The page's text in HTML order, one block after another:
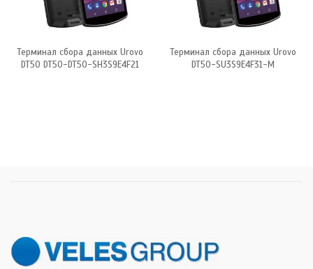
Терминал сбора данных Urovo
DT50 DT50-DT50-SH3S9E4F21
Терминал сбора данных Urovo
DT50-SU3S9E4F31-M